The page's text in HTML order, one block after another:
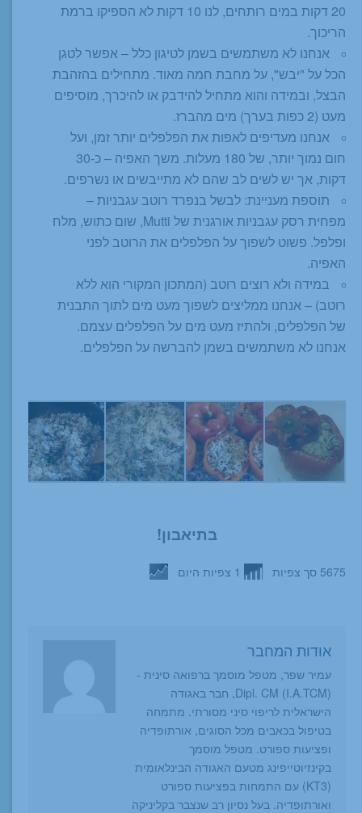
20 דקות במים רותחים, לנו 10 דקות לא הספיקו ברמת
הריכוך.
אנחנו לא משתמשים בשמן לטיגון כלל – אפשר לטגן
הכל על "יבש", על מחבת חמה מאוד. מתחילים בהזהבת
הבצל, ובמידה והוא מתחיל להידבק או להיכרך, מוסיפים
מעט (2 כפות בערך) מים מהברז.
אנחנו מעדיפים לאפות את הפלפלים יותר זמן, ועל
חום נמוך יותר, של 180 מעלות. משך האפיה – כ-30
דקות, אך יש לשים לב שהם לא מתייבשים או נשרפים.
תוספת מעניינת: לבשל בנפרד רוטב עגבניות –
מפחית רסק עגבניות אורגנית של Mutti, שום כתוש, מלח
ופלפל. פשוט לשפוך על הפלפלים את הרוטב לפני
האפיה.
במידה ולא רוצים רוטב (המתכון המקורי הוא ללא
רוטב) – אנחנו ממליצים לשפוך מעט מים לתוך התבנית
של הפלפלים, ולהתיז מעט מים על הפלפלים עצמם.
אנחנו לא משתמשים בשמן להברשה על הפלפלים.
בתיאבון!
5675 סך צפיות 1 צפיות היום
אודות המחבר
עמיר שפר, מטפל מוסמך ברפואה סינית -
Dipl. CM (I.A.TCM), חבר באגודה
הישראלית לריפוי סיני מסורתי. מתמחה
בטיפול בכאבים מכל הסוגים, אורתופדיה
ופציעות ספורט. מטפל מוסמך
בקינזיוטייפינג מטעם האגודה הבינלאומית
(KT3) עם התמחות בפציעות ספורט
ואורתופדיה. בעל נסיון רב שנצבר בקליניקה